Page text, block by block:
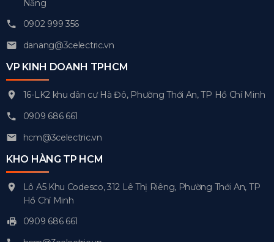
Nẵng
0902 999 356
danang@3celectric.vn
VP KINH DOANH TPHCM
16-LK2 khu dân cư Hà Đô, Phường Thới An, TP Hồ Chí Minh
0909 686 661
hcm@3celectric.vn
KHO HÀNG TP HCM
Lô A5 Khu Codesco, 312 Lê Thị Riêng, Phường Thới An, TP
Hồ Chí Minh
0909 686 661